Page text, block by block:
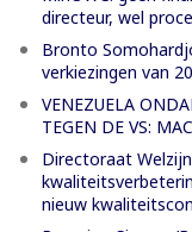
directeur, wel
Bronto
verkiezingen van
VENEZUELA
TEGEN DE VS:
Directoraat
nieuw